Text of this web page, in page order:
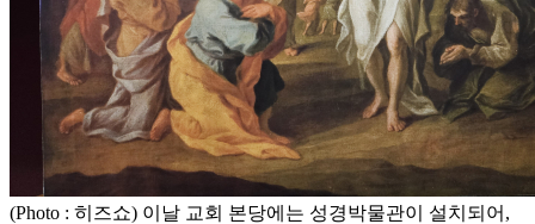
(Photo : 히즈쇼) 이날 교회 본당에는 성경박물관이 설치되어,